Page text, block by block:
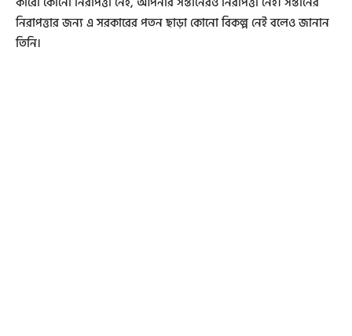
নিরাপত্তার জন্য এ সরকারের পতন ছাড়া কোনো বিকল্প নেই বলেও জানান
তিনি।